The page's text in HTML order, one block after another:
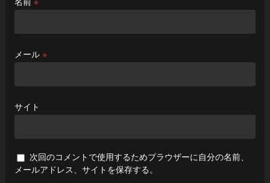
メール ※
サイト
次回のコメントで使用するためブラウザーに自分の名前、
メールアドレス、サイトを保存する。